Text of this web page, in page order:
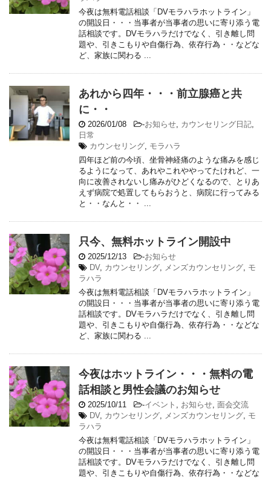
今夜は無料電話相談「DVモラハラホットライン」
の開設日・・・当事者が当事者の思いに寄り添う電
話相談です。DVモラハラだけでなく、引き離し問
題や、引きこもりや自傷行為、依存行為・・などな
ど、家族に関わる ...
あれから四年・・・前立腺癌と共
に・・
2026/01/08 -お知らせ, カウンセリング日記,
日常
カウンセリング, モラハラ
四年ほど前の今頃、坐骨神経痛のような痛みを感じ
るようになって、あれやこれややってたけれど、一
向に改善されないし痛みがひどくなるので、とりあ
えず病院で処置してもらおうと、病院に行ってみる
と・・なんと・・ ...
只今、無料ホットライン開設中
2025/12/13 -お知らせ
DV, カウンセリング, メンズカウンセリング, モ
ラハラ
今夜は無料電話相談「DVモラハラホットライン」
の開設日・・・当事者が当事者の思いに寄り添う電
話相談です。DVモラハラだけでなく、引き離し問
題や、引きこもりや自傷行為、依存行為・・などな
ど、家族に関わる ...
今夜はホットライン・・・無料の電
話相談と男性会議のお知らせ
2025/10/11 -イベント , お知らせ, 面会交流
DV, カウンセリング, メンズカウンセリング, モ
ラハラ
今夜は無料電話相談「DVモラハラホットライン」
の開設日・・・当事者が当事者の思いに寄り添う電
話相談です。DVモラハラだけでなく、引き離し問
題や、引きこもりや自傷行為、依存行為・・などな